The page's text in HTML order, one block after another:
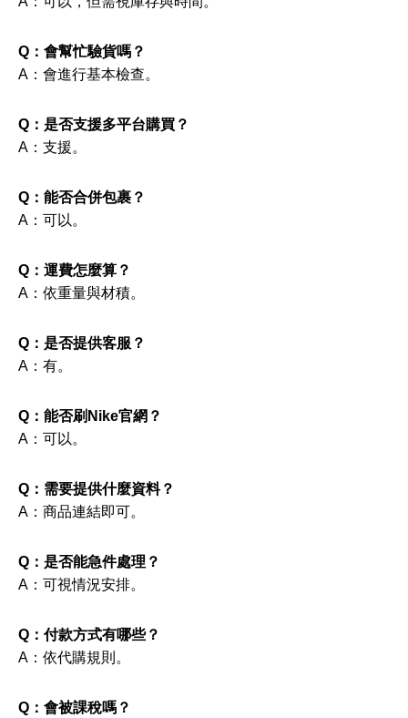
Q：會幫忙驗貨嗎？
A：會進行基本檢查。
Q：是否支援多平台購買？
A：支援。
Q：能否合併包裹？
A：可以。
Q：運費怎麼算？
A：依重量與材積。
Q：是否提供客服？
A：有。
Q：能否刷Nike官網？
A：可以。
Q：需要提供什麼資料？
A：商品連結即可。
Q：是否能急件處理？
A：可視情況安排。
Q：付款方式有哪些？
A：依代購規則。
Q：會被課稅嗎？